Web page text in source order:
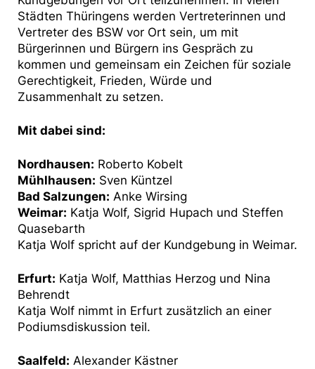
Städten Thüringens werden Vertreterinnen und
Vertreter des BSW vor Ort sein, um mit
Bürgerinnen und Bürgern ins Gespräch zu
kommen und gemeinsam ein Zeichen für soziale
Gerechtigkeit, Frieden, Würde und
Zusammenhalt zu setzen.
Mit dabei sind:
Nordhausen: Roberto Kobelt
Mühlhausen: Sven Küntzel
Bad Salzungen: Anke Wirsing
Weimar: Katja Wolf, Sigrid Hupach und Steffen
Quasebarth
Katja Wolf spricht auf der Kundgebung in Weimar.
Erfurt: Katja Wolf, Matthias Herzog und Nina
Behrendt
Katja Wolf nimmt in Erfurt zusätzlich an einer
Podiumsdiskussion teil.
Saalfeld: Alexander Kästner